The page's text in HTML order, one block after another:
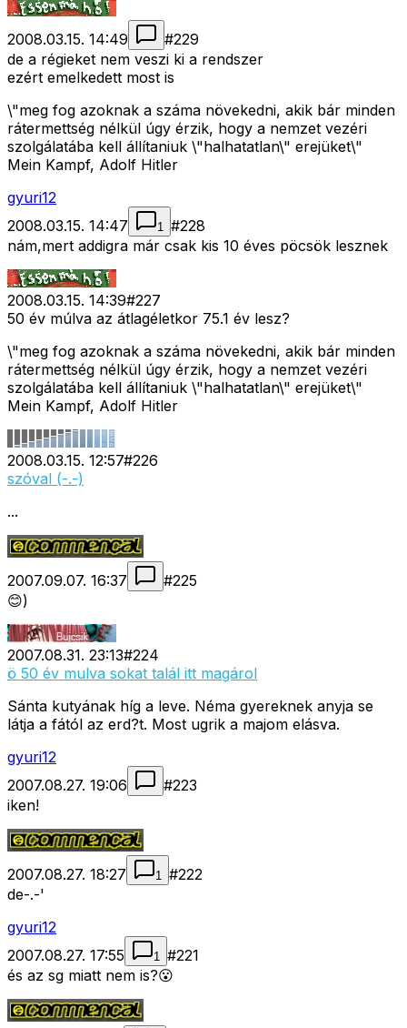
2008.03.15. 14:49 #229
de a régieket nem veszi ki a rendszer
ezért emelkedett most is
\"meg fog azoknak a száma növekedni, akik bár minden
rátermettség nélkül úgy érzik, hogy a nemzet vezéri
szolgálatába kell állítaniuk \"halhatatlan\" erejüket\"
Mein Kampf, Adolf Hitler
gyuri12
2008.03.15. 14:47
1 #228
nám,mert addigra már csak kis 10 éves pöcsök lesznek
2008.03.15. 14:39#227
50 év múlva az átlagéletkor 75.1 év lesz?
\"meg fog azoknak a száma növekedni, akik bár minden
rátermettség nélkül úgy érzik, hogy a nemzet vezéri
szolgálatába kell állítaniuk \"halhatatlan\" erejüket\"
Mein Kampf, Adolf Hitler
2008.03.15. 12:57#226
szóval (-.-)
...
2007.09.07. 16:37 #225
😊)
2007.08.31. 23:13#224
ö 50 év mulva sokat talál itt magárol
Sánta kutyának híg a leve. Néma gyereknek anyja se
látja a fától az erd?t. Most ugrik a majom elásva.
gyuri12
2007.08.27. 19:06
#223
iken!
2007.08.27. 18:27 1 #222
de-.-'
gyuri12
2007.08.27. 17:55
1 #221
és az sg miatt nem is?😮